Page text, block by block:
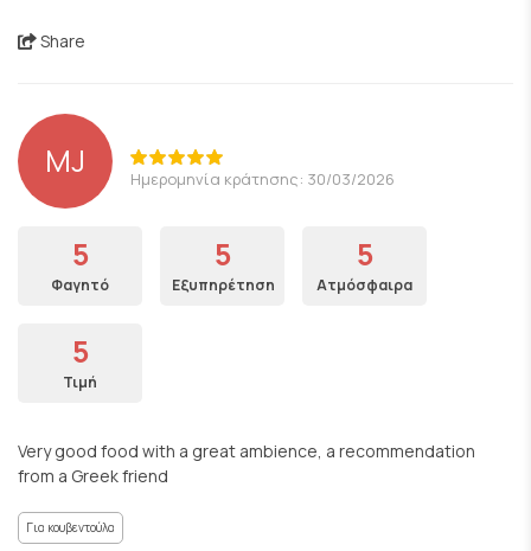
Share
MJ Ημερομηνία κράτησης: 30/03/2026
5
Φαγητό
5
Εξυπηρέτηση
5
Ατμόσφαιρα
5
Τιμή
Very good food with a great ambience, a recommendation
from a Greek friend
Για κουβεντούλα